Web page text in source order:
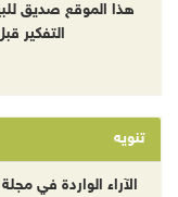
هذا الموقع صديق
التفكير
تنويه
الآراء الواردة في